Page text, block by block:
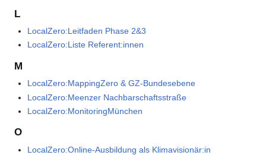
L
LocalZero:Leitfaden Phase 2&3
LocalZero:Liste Referent:innen
M
LocalZero:MappingZero & GZ-Bundesebene
LocalZero:Meenzer Nachbarschaftsstraße
LocalZero:MonitoringMünchen
O
LocalZero:Online-Ausbildung als Klimavisionär:in